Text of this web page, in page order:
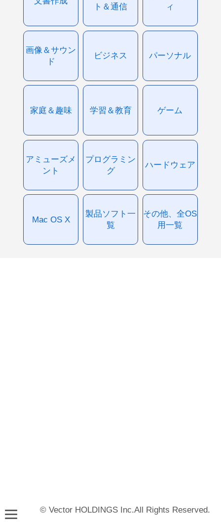
ト＆通信
ィ
画像＆サウン
ド
ビジネス パーソナル
家庭＆趣味 学習＆教育 ゲーム
アミューズメ
ント
プログラミン
グ
ハードウェア
Mac OS X
製品ソフト一
覧
その他、全OS
用一覧
© Vector HOLDINGS Inc.All Rights Reserved.